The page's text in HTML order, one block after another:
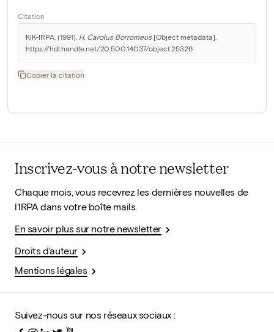
Citation
KIK-IRPA. (1991). H. Carolus Borromeus [Object metadata].
https://hdl.handle.net/20.500.14037/object.25326
Copier la citation
Inscrivez-vous à notre newsletter
Chaque mois, vous recevrez les dernières nouvelles de
l'IRPA dans votre boîte mails.
En savoir plus sur notre newsletter
Droits d'auteur
Mentions légales
Suivez-nous sur nos réseaux sociaux :